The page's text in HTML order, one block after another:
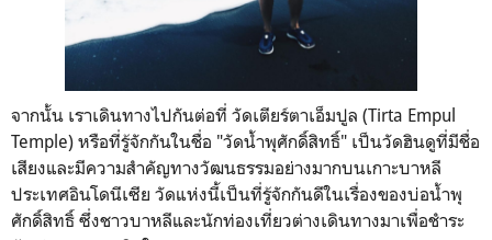
จากนั้น เราเดินทางไปกันต่อที่ วัดเตียร์ตาเอ็มปูล (Tirta Empul
Temple) หรือที่รู้จักกันในชื่อ "วัดน้ำพุศักดิ์สิทธิ์" เป็นวัดฮินดูที่มีชื่อ
เสียงและมีความสำคัญทางวัฒนธรรมอย่างมากบนเกาะบาหลี
ประเทศอินโดนีเซีย วัดแห่งนี้เป็นที่รู้จักกันดีในเรื่องของบ่อน้ำพุ
ศักดิ์สิทธิ์ ซึ่งชาวบาหลีและนักท่องเที่ยวต่างเดินทางมาเพื่อชำระ